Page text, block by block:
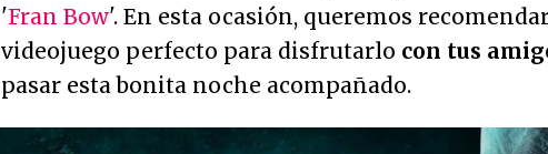
'Fran Bow'. En esta ocasión, queremos
videojuego perfecto para disfrutarlo con tus
pasar esta bonita noche acompañado.